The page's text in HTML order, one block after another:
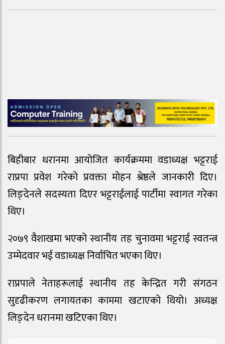
बिहीबार धरानमा आयोजित कार्यक्रममा वडाध्यक्ष भट्टराई
राप्रपा प्रवेश गरेको प्रवक्ता मोहन श्रेष्ठले जानकारी दिए।
लिङ्देनले सदस्यता दिएर भट्टराईलाई पार्टीमा स्वागत गरेका
थिए।
२०७९ वैशाखमा भएको स्थानीय तह चुनावमा भट्टराई स्वतन्त्र
उम्मेदवार भई वडाध्यक्ष निर्वाचित भएका थिए।
राप्रपाले नेताहरूलाई स्थानीय तह केन्द्रित गरी संगठन
सुदृढीकरण लगायतका काममा खटाएको थियो। अध्यक्ष
लिङ्देन धरानमा खटिएका थिए।